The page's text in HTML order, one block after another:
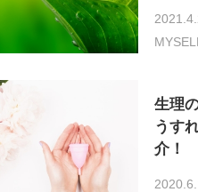
生理
うす
介！